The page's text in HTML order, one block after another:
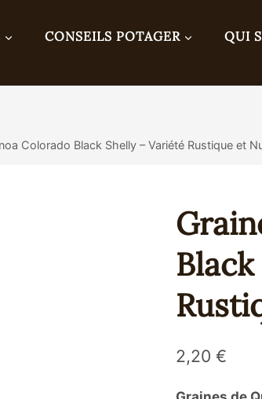
CONSEILS POTAGER QUI
Colorado Black Shelly – Variété Rustique et
2,20 €